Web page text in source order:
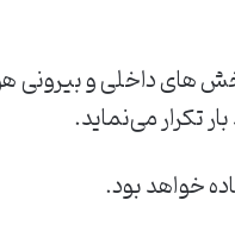
های داخلی و بیرونی
تکرار می‌نماید.
خواهد بود.